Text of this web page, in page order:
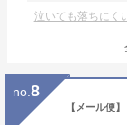
泣いても落ちにく
no. 8